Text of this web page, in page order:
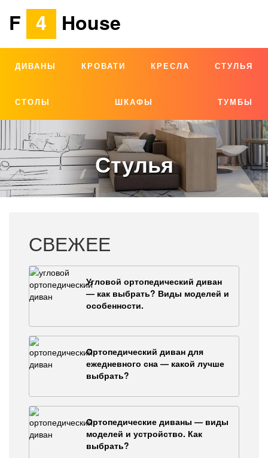
F 4 House
ДИВАНЫ КРОВАТИ КРЕСЛА СТУЛЬЯ
СТОЛЫ ШКАФЫ ТУМБЫ
Стулья
СВЕЖЕЕ
Угловой ортопедический диван
— как выбрать? Виды моделей и
особенности.
Ортопедический диван для
ежедневного сна — какой лучше
выбрать?
Ортопедические диваны — виды
моделей и устройство. Как
выбрать?